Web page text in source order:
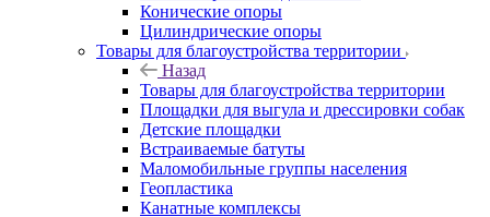
Конические опоры
Цилиндрические опоры
Товары для благоустройства территории
Назад
Товары для благоустройства территории
Площадки для выгула и дрессировки собак
Детские площадки
Встраиваемые батуты
Маломобильные группы населения
Геопластика
Канатные комплексы